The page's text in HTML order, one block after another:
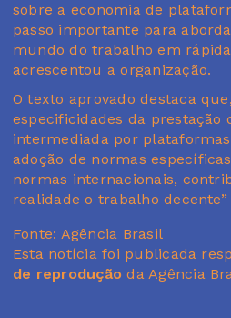
sobre a economia de
passo importante para
mundo do trabalho em rápida
acrescentou a organização.
O texto aprovado destaca
especificidades da prestação
intermediada por plataformas
adoção de normas
normas internacionais,
realidade o trabalho
Fonte: Agência Brasil
Esta notícia foi publicada
de reprodução da Agência